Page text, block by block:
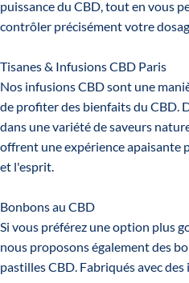
puissance du CBD, tout en vous
contrôler précisément votre
Tisanes & Infusions CBD Paris
Nos infusions CBD sont une
de profiter des bienfaits du CBD.
dans une variété de saveurs
offrent une expérience apaisante
et l'esprit.
Bonbons au CBD
Si vous préférez une option plus
nous proposons également des
pastilles CBD. Fabriqués avec